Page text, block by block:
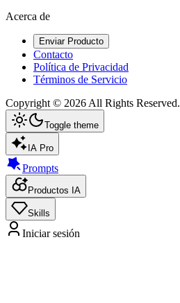
Acerca de
Enviar Producto
Contacto
Política de Privacidad
Términos de Servicio
Copyright © 2026 All Rights Reserved.
Toggle theme
IA Pro
Prompts
Productos IA
Skills
Iniciar sesión